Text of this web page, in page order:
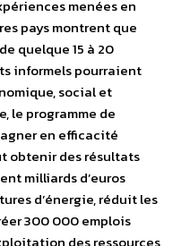
menées en
pays montrent que
quelque 15 à 20
informels pourraient
social et
le programme de
en efficacité
obtenir des résultats
milliards d’euros
d’énergie, réduit les
300 000 emplois
des ressources